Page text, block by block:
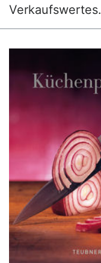
Verkaufswertes.